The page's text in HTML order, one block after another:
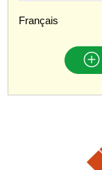
Français